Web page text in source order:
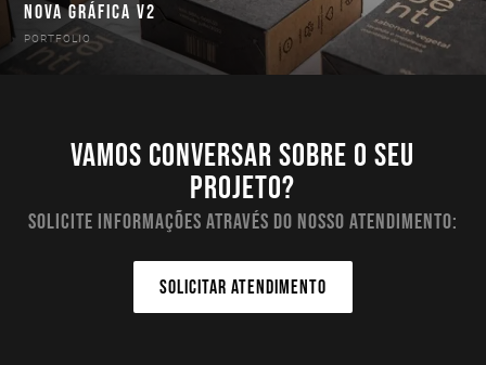
NOVA GRÁFICA V2
PORTFOLIO
Vamos conversar sobre o seu
projeto?
Solicite informações através do nosso atendimento:
SOLICITAR ATENDIMENTO